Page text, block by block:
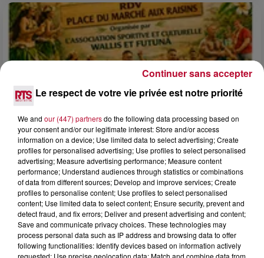
4 août 2026
FÊTE DE LA POLYNÉSIE À VILLEVEYRAC
Le respect de votre vie privée est notre priorité
We and our (447) partnersdo the following data processing based on
your consent and/or our legitimate interest: Store and/or access
information on a device; Use limited data to select advertising; Create
profiles for personalised advertising; Use profiles to select personalised
advertising; Measure advertising performance; Measure content
performance; Understand audiences through statistics or combinations
of data from different sources; Develop and improve services; Create
profiles to personalise content; Use profiles to select personalised
content; Use limited data to select content; Ensure security, prevent and
detect fraud, and fix errors; Deliver and present advertising and content;
Save and communicate privacy choices. These technologies may
process personal data such as IP address and browsing data to offer
following functionalities: Identify devices based on information actively
requested; Use precise geolocation data; Match and combine data from
Continuer sans accepter